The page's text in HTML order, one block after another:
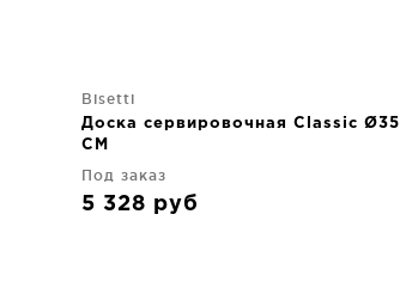
Bisetti
Доска сервировочная Classic Ø35
CM
Под заказ
5 328 руб